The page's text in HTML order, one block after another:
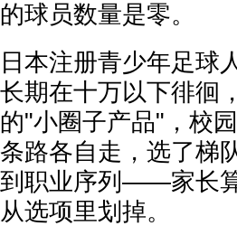
的球员数量是零。
日本注册青少年足球
长期在十万以下徘徊
的"小圈子产品"，校
条路各自走，选了梯
到职业序列——家长
从选项里划掉。